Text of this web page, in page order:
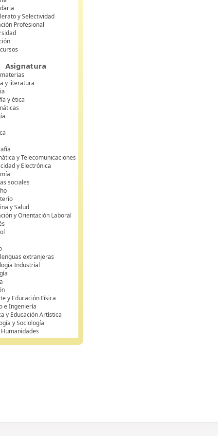
y Selectividad
Profesional
Asignatura
y literatura
y ética
y Telecomunicaciones
y Electrónica
sociales
y Salud
y Orientación Laboral
extranjeras
Industrial
y Educación Física
e Ingeniería
y Educación Artística
y Sociología